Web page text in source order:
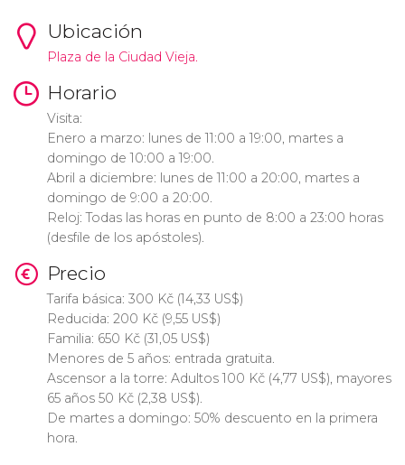
Ubicación
Plaza de la Ciudad Vieja.
Horario
Visita:
Enero a marzo: lunes de 11:00 a 19:00, martes a
domingo de 10:00 a 19:00.
Abril a diciembre: lunes de 11:00 a 20:00, martes a
domingo de 9:00 a 20:00.
Reloj: Todas las horas en punto de 8:00 a 23:00 horas
(desfile de los apóstoles).
Precio
Tarifa básica: 300 Kč(14,33 US$)
Reducida: 200 Kč(9,55 US$)
Familia: 650 Kč(31,05 US$)
Menores de 5 años: entrada gratuita.
Ascensor a la torre: Adultos 100 Kč(4,77 US$), mayores
65 años 50 Kč(2,38 US$).
De martes a domingo: 50% descuento en la primera
hora.